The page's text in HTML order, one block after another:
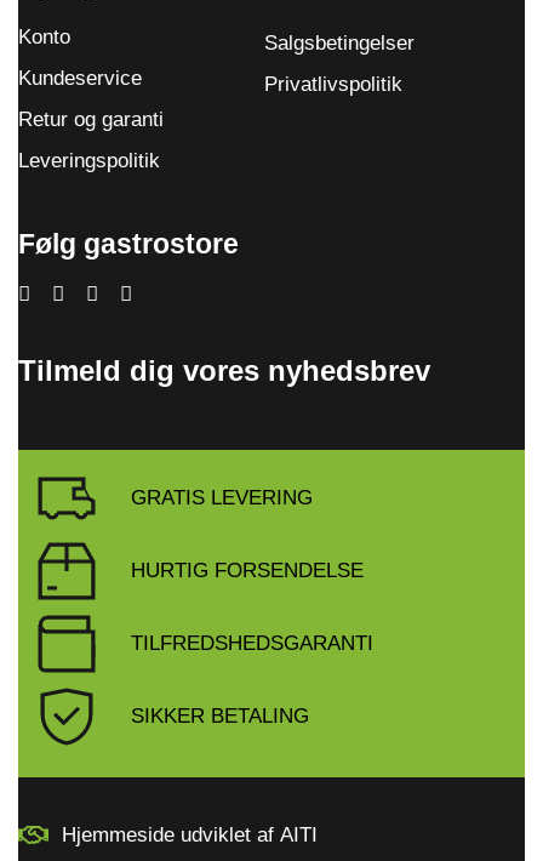
Konto
Kundeservice
Retur og garanti
Leveringspolitik
Salgsbetingelser
Privatlivspolitik
Følg gastrostore
Tilmeld dig vores nyhedsbrev
GRATIS LEVERING
HURTIG FORSENDELSE
TILFREDSHEDSGARANTI
SIKKER BETALING
Hjemmeside udviklet af AITI